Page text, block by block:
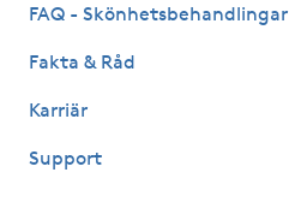
Klippning ungdom
Koppningsmassage
FAQ - Skönhetsbehandlingar
Fakta & Råd
Karriär
Support